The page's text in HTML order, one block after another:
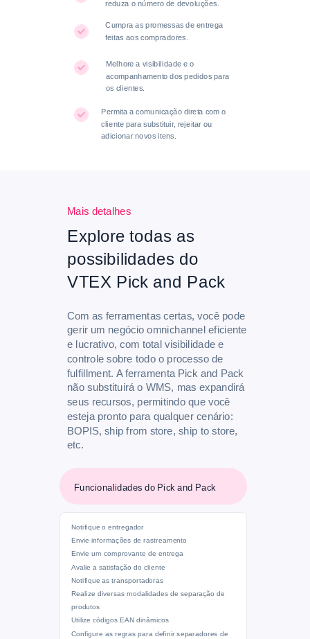
reduza o número de devoluções.
Cumpra as promessas de entrega
feitas aos compradores.
Melhore a visibilidade e o
acompanhamento dos pedidos para
os clientes.
Permita a comunicação direta com o
cliente para substituir, rejeitar ou
adicionar novos itens.
Explore todas as
possibilidades do
VTEX Pick and Pack
Com as ferramentas certas, você pode
gerir um negócio omnichannel eficiente
e lucrativo, com total visibilidade e
controle sobre todo o processo de
fulfillment. A ferramenta Pick and Pack
não substituirá o WMS, mas expandirá
seus recursos, permitindo que você
esteja pronto para qualquer cenário:
BOPIS, ship from store, ship to store,
etc.
Mais detalhes
Notifique o entregador
Envie informações de rastreamento
Envie um comprovante de entrega
Avalie a satisfação do cliente
Notifique as transportadoras
Realize diversas modalidades de separação de
produtos
Utilize códigos EAN dinâmicos
Configure as regras para definir separadores de
Funcionalidades do Pick and Pack